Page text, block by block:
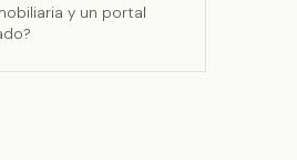
y un portal